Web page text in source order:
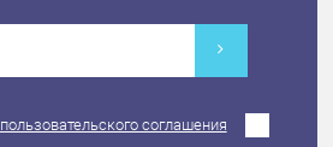
пользовательского соглашения